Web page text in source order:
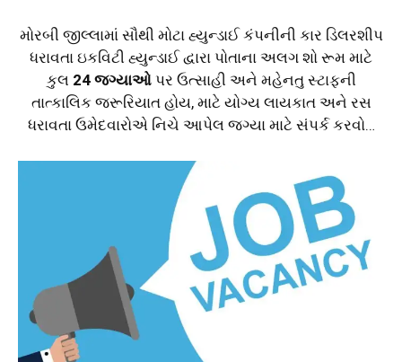
મોરબી જીલ્લામાં સૌથી મોટા હ્યુન્ડાઈ કંપનીની કાર ડિલરશીપ
ધરાવતા ઇકવિટી હ્યુન્ડાઈ દ્વારા‌ પોતાના અલગ શો રૂમ માટે
કુલ 24 જગ્યાઓપર ઉત્સાહી અને મહેનતુ સ્ટાફની
તાત્કાલિક જરૂરિયાત હોય, માટે યોગ્ય લાયકાત અને રસ
ધરાવતા ઉમેદવારોએ નિચે આપેલ જગ્યા માટે સંપર્ક કરવો…